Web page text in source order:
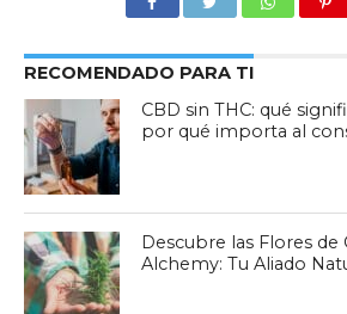
RECOMENDADO PARA TI
CBD sin THC: qué
por qué importa al
Descubre las Flores de
Alchemy: Tu Aliado